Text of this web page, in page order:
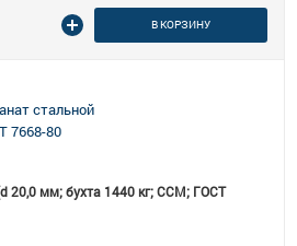
В КОРЗИНУ
20,0 мм; бухта 1440 кг; ССМ; ГОСТ